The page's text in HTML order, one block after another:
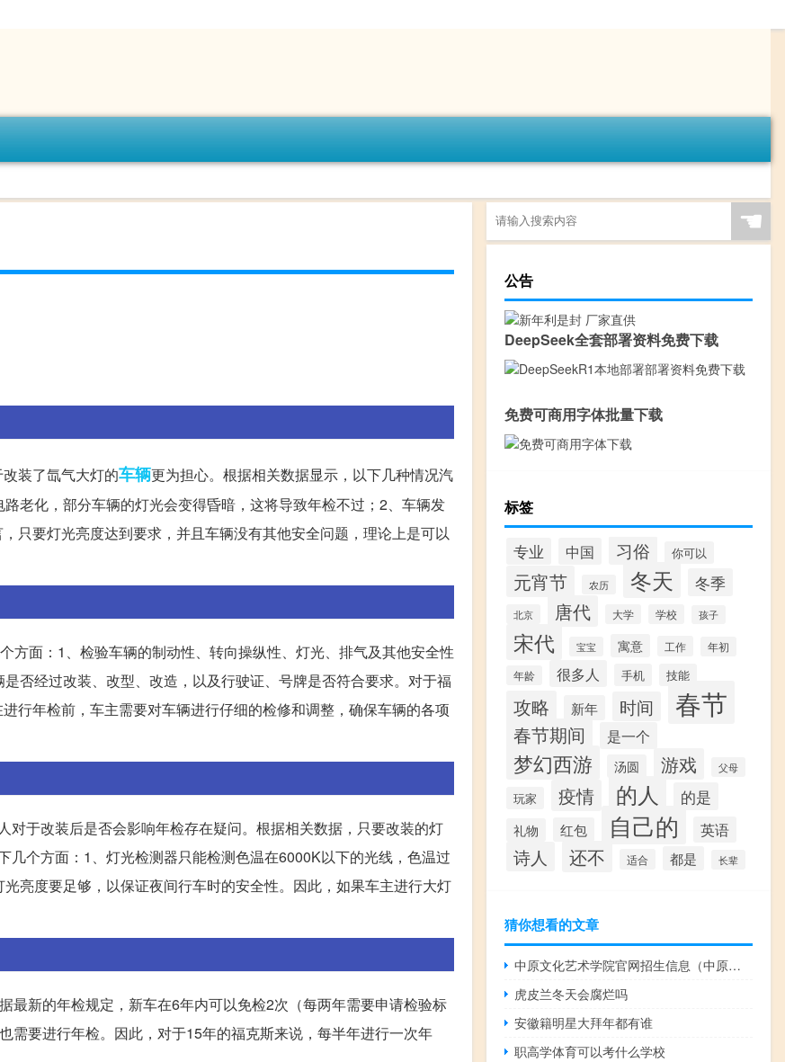
装了氙气大灯的车辆更为担心。根据相关数据显示，以下几种情况汽
老化，部分车辆的灯光会变得昏暗，这将导致年检不过；2、车辆发
只要灯光亮度达到要求，并且车辆没有其他安全问题，理论上是可以
方面：1、检验车辆的制动性、转向操纵性、灯光、排气及其他安全性
否经过改装、改型、改造，以及行驶证、号牌是否符合要求。对于福
行年检前，车主需要对车辆进行仔细的检修和调整，确保车辆的各项
于改装后是否会影响年检存在疑问。根据相关数据，只要改装的灯
个方面：1、灯光检测器只能检测色温在6000K以下的光线，色温过
亮度要足够，以保证夜间行车时的安全性。因此，如果车主进行大灯
最新的年检规定，新车在6年内可以免检2次（每两年需要申请检验标
需要进行年检。因此，对于15年的福克斯来说，每半年进行一次年
☚
公告
DeepSeek全套部署资料免费下载
免费可商用字体批量下载
标签
专业 中国 习俗 你可以
元宵节 农历 冬天 冬季
北京 唐代 大学 学校 孩子
宋代 宝宝 寓意 工作
年初
年龄
很多人 手机 技能
攻略 新年 时间 春节
春节期间 是一个
梦幻西游 汤圆 游戏 父母
玩家 疫情 的人 的是
礼物 红包 自己的 英语
诗人 还不 适合 都是 长辈
猜你想看的文章
中原文化艺术学院官网招生信息（中原文化艺术学院官网）
虎皮兰冬天会腐烂吗
安徽籍明星大拜年都有谁
职高学体育可以考什么学校